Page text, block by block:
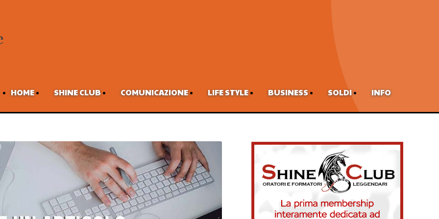
HOME SHINE CLUB COMUNICAZIONE LIFE STYLE BUSINESS SOLDI INFO